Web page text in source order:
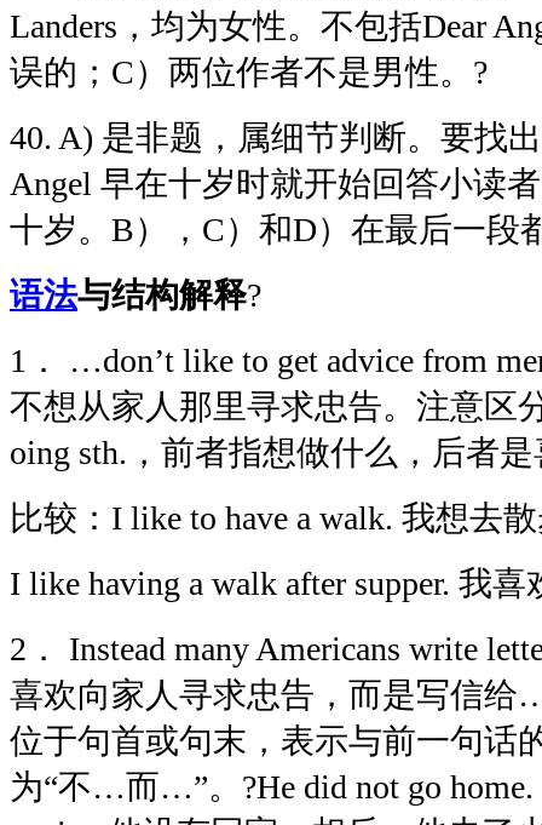
Landers ，均为女性。不包括Dear
误的； C）两位作者不是男性。?
40. A) 是非题，属细节判断。要找
Angel 早在十岁时就开始回答小读
十岁。 B）， C）和D）在最后一段
语法与结构解释?
1 ． …don’t like to get advice from
不想从家人那里寻求忠告。注意区
oing sth. ，前者指想做什么，后者
比较： I like to have a walk. 我想去
I like having a walk after supper. 我喜
2 ．
Instead many Americans write
喜欢向家人寻求忠告，而是写信给
位于句首或句末，表示与前一句话
为“不…而…”。?He did not go